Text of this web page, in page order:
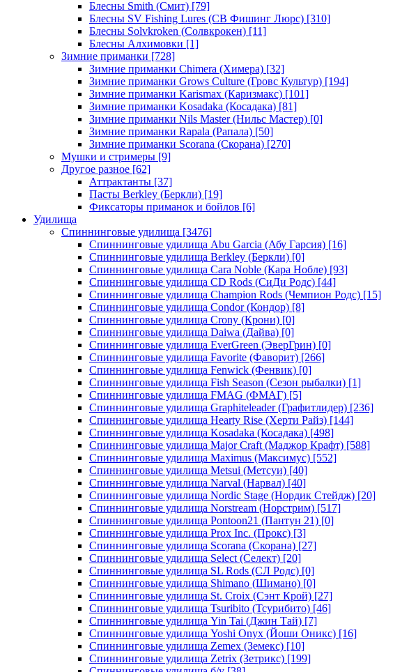
Блесны Smith (Смит) [79]
Блесны SV Fishing Lures (СВ Фишинг Люрс) [310]
Блесны Solvkroken (Солвкрокен) [11]
Блесны Алхимовки [1]
Зимние приманки [728]
Зимние приманки Chimera (Химера) [32]
Зимние приманки Grows Culture (Гровс Культур) [194]
Зимние приманки Karismax (Каризмакс) [101]
Зимние приманки Kosadaka (Косадака) [81]
Зимние приманки Nils Master (Нильс Мастер) [0]
Зимние приманки Rapala (Рапала) [50]
Зимние приманки Scorana (Скорана) [270]
Мушки и стримеры [9]
Другое разное [62]
Аттрактанты [37]
Пасты Berkley (Беркли) [19]
Фиксаторы приманок и бойлов [6]
Удилища
Спиннинговые удилища [3476]
Спиннинговые удилища Abu Garcia (Абу Гарсия) [16]
Спиннинговые удилища Berkley (Беркли) [0]
Спиннинговые удилища Cara Noble (Кара Нобле) [93]
Спиннинговые удилища CD Rods (СиДи Родс) [44]
Спиннинговые удилища Champion Rods (Чемпион Родс) [15]
Спиннинговые удилища Condor (Кондор) [8]
Спиннинговые удилища Crony (Крони) [0]
Спиннинговые удилища Daiwa (Дайва) [0]
Спиннинговые удилища EverGreen (ЭверГрин) [0]
Спиннинговые удилища Favorite (Фаворит) [266]
Спиннинговые удилища Fenwick (Фенвик) [0]
Спиннинговые удилища Fish Season (Сезон рыбалки) [1]
Спиннинговые удилища FMAG (ФМАГ) [5]
Спиннинговые удилища Graphiteleader (Графитлидер) [236]
Спиннинговые удилища Hearty Rise (Херти Райз) [144]
Спиннинговые удилища Kosadaka (Косадака) [498]
Спиннинговые удилища Major Craft (Маджор Крафт) [588]
Спиннинговые удилища Maximus (Максимус) [552]
Спиннинговые удилища Metsui (Метсуи) [40]
Спиннинговые удилища Narval (Нарвал) [40]
Спиннинговые удилища Nordic Stage (Нордик Стейдж) [20]
Спиннинговые удилища Norstream (Норстрим) [517]
Спиннинговые удилища Pontoon21 (Пантун 21) [0]
Спиннинговые удилища Prox Inc. (Прокс) [3]
Спиннинговые удилища Scorana (Скорана) [27]
Спиннинговые удилища Select (Селект) [20]
Спиннинговые удилища SL Rods (СЛ Родс) [0]
Спиннинговые удилища Shimano (Шимано) [0]
Спиннинговые удилища St. Croix (Сэнт Крой) [27]
Спиннинговые удилища Tsuribito (Тсурибито) [46]
Спиннинговые удилища Yin Tai (Джин Тай) [7]
Спиннинговые удилища Yoshi Onyx (Йоши Оникс) [16]
Спиннинговые удилища Zemex (Земекс) [10]
Спиннинговые удилища Zetrix (Зетрикс) [199]